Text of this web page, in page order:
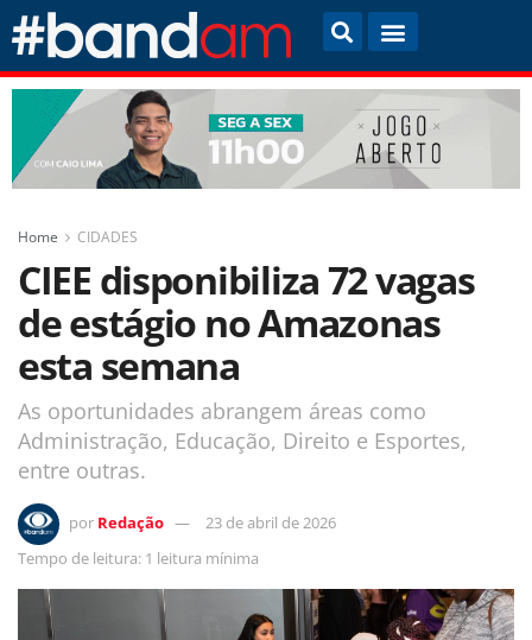
Home CIDADES
CIEE disponibiliza 72 vagas
de estágio no Amazonas
esta semana
As oportunidades abrangem áreas como
Administração, Educação, Direito e Esportes,
entre outras.
por Redação
23 de abril de 2026
Tempo de leitura: 1 leitura mínima